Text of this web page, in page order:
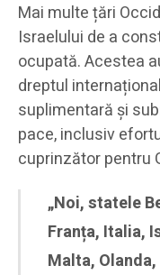
Mai multe țări
Israelului de a
ocupată. Acestea
dreptul
suplimentară și
pace, inclusiv
cuprinzător pentru
„Noi, statele
Franța, Italia,
Malta,